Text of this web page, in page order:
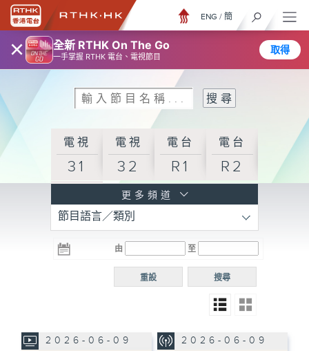
× 全新 RTHK On The Go
一手掌握 RTHK 電台、電視節目
取得
ENG / 簡
電視
31
電視
32
電台
R1
電台
R2
R3
電台 電台
R5
電台
普通
更多頻道
節目語言／類別
由 至
搜尋
重設
2026-06-09 2026-06-09